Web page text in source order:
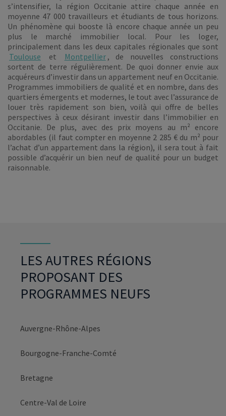
s’intensifier, la région Occitanie attire chaque année en
moyenne 47 000 travailleurs et étudiants de tous horizons.
Un phénomène qui booste là encore chaque année un peu
plus le marché immobilier local. Pour les loger,
principalement dans les deux capitales régionales que sont
Toulouse
et Montpellier , de nouvelles constructions
sortent de terre régulièrement. De quoi donner envie aux
acquéreurs d’investir dans un appartement neuf en Occitanie.
Programmes immobiliers de qualité et en nombre, dans des
quartiers émergents et modernes, le tout avec l’assurance de
louer très rapidement son bien, voilà qui offre de belles
perspectives à ceux désirant investir dans l’immobilier en
Occitanie. De plus, avec des prix moyens au m² encore
abordables (il faut compter en moyenne 2 285 € du m² pour
l’achat d’un appartement dans la région), il sera tout à fait
possible d’acquérir un bien neuf de qualité pour un budget
raisonnable.
LES AUTRES RÉGIONS
PROPOSANT DES
PROGRAMMES NEUFS
Auvergne-Rhône-Alpes
Bourgogne-Franche-Comté
Bretagne
Centre-Val de Loire